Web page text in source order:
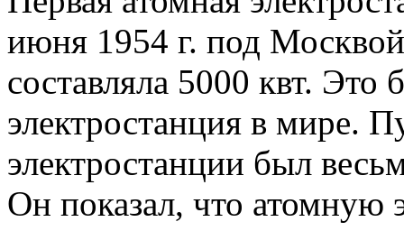
июня 1954 г. под
составляла 5000 квт. Это
электростанция в мире.
электростанции был
Он показал, что